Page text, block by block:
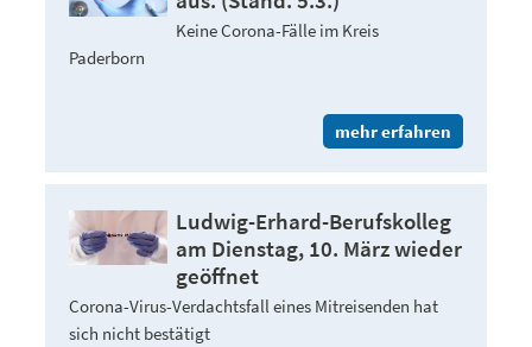
Keine Corona-Fälle im Kreis
Paderborn
mehr erfahren
Ludwig-Erhard-Berufskolleg
am Dienstag, 10. März wieder
geöffnet
Corona-Virus-Verdachtsfall eines Mitreisenden hat
sich nicht bestätigt